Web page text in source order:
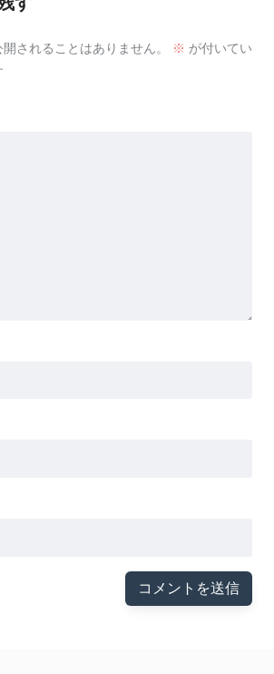
されることはありません。 ※ が付いてい